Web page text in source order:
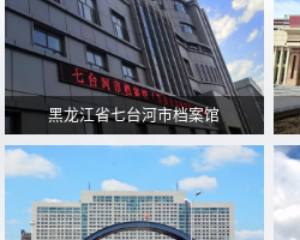
黑龙江省七台河市档案馆